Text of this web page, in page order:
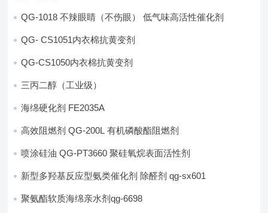
QG-1018 不辣眼睛（不伤眼） 低气味高活性催化剂
QG- CS1051内衣棉抗黄变剂
QG-CS1050内衣棉抗黄变剂
三丙二醇（工业级）
海绵硬化剂 FE2035A
高效阻燃剂 QG-200L 有机磷酸酯阻燃剂
喷涂硅油 QG-PT3660 聚硅氧烷表面活性剂
新型多羟基反应型氨类催化剂 除醛剂 qg-sx601
聚氨酯软质海绵亲水剂qg-6698